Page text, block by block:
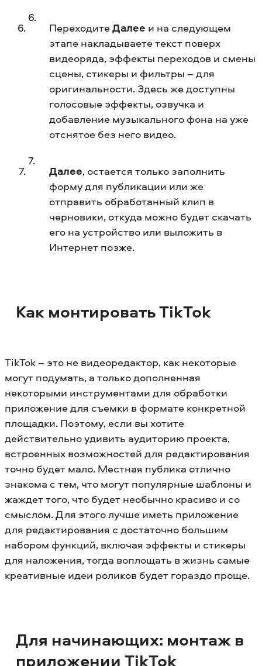
ПереходитеДалее и на следующем
этапе накладываете текст поверх
видеоряда, эффекты переходов и смены
сцены, стикеры и фильтры – для
оригинальности. Здесь же доступны
голосовые эффекты, озвучка и
добавление музыкального фона на уже
отснятое без него видео.
Далее, остается только заполнить
форму для публикации или же
отправить обработанный клип в
черновики, откуда можно будет скачать
его на устройство или выложить в
Интернет позже.
Как монтировать TikTok
TikTok – это не видеоредактор, как некоторые
могут подумать, а только дополненная
некоторыми инструментами для обработки
приложение для съемки в формате конкретной
площадки. Поэтому, если вы хотите
действительно удивить аудиторию проекта,
встроенных возможностей для редактирования
точно будет мало. Местная публика отлично
знакома с тем, что могут популярные шаблоны и
жаждет того, что будет необычно красиво и со
смыслом. Для этого лучше иметь приложение
для редактирования с достаточно большим
набором функций, включая эффекты и стикеры
для наложения, тогда воплощать в жизнь самые
креативные идеи роликов будет гораздо проще.
Для начинающих: монтаж в
приложении TikTok